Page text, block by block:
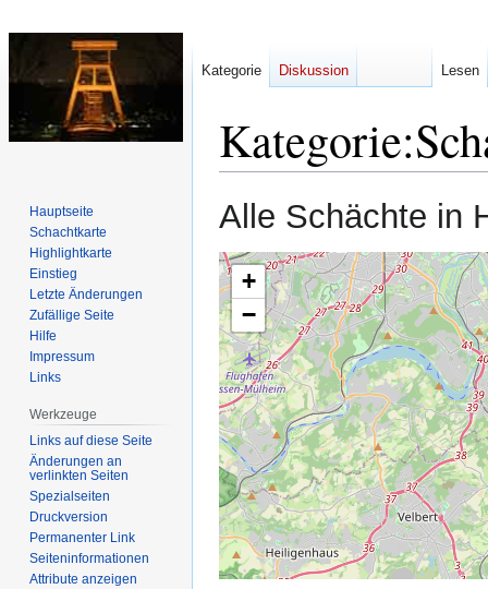
Kategorie:
Zur
Navigation
springen
Zur
Suche
springen
Alle Schächte in
+
−
Kategorie Diskussion Lesen
Hauptseite
Schachtkarte
Highlightkarte
Einstieg
Letzte Änderungen
Zufällige Seite
Hilfe
Impressum
Links
Werkzeuge
Links auf diese Seite
Änderungen an
verlinkten Seiten
Spezialseiten
Druckversion
Permanenter Link
Seiten­­informationen
Attribute anzeigen